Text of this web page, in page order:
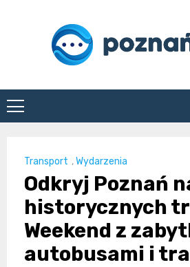
Transport ,Wydarzenia
Odkryj Poznań
historycznych
Weekend z
autobusami i